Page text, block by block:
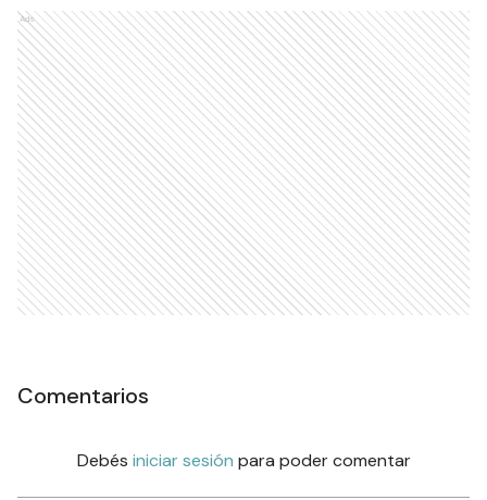
Ads
Comentarios
Debés iniciar sesión para poder comentar